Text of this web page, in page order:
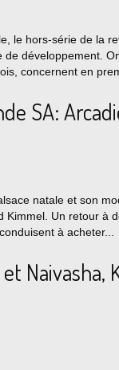
le hors-série de la
développement.
concernent en
SA:
natale et son
Kimmel. Un retour à
à acheter...
Naivasha,